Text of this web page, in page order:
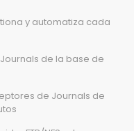
y automatiza cada
de la base de
de Journals de